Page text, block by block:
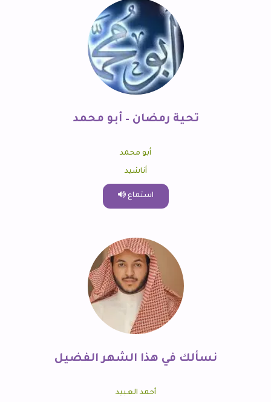
تحية رمضان – أبو محمد
أبو محمد
أناشيد
استماع
نسألك في هذا الشهر الفضيل
أحمد العبيد